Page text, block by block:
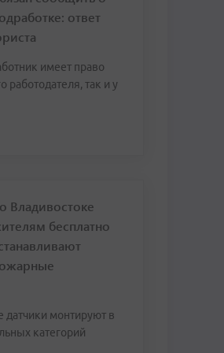
ответ
имеет право
работодателя, так и у
Владивостоке
бесплатно
монтируют в
категорий